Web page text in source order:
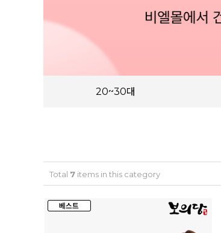
20~30대
Total 7 items in this category